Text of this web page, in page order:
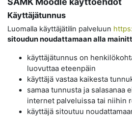
Käyttäjätunnus
Luomalla käyttäjätilin palveluun
sitoudun noudattamaan alla
käyttäjätunnus on
luovuttaa eteenpäin
käyttäjä vastaa kaikesta
samaa tunnusta ja salasanaa
internet palveluissa tai niihin
käyttäjä sitoutuu